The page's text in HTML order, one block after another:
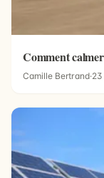
Comment
Camille Bertrand·